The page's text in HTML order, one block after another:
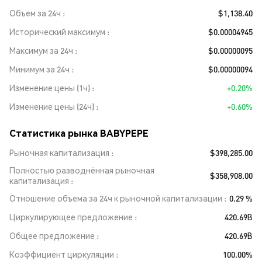
Объем за 24ч
$1,138.40
Исторический максимум
$0.00004945
Максимум за 24ч
$0.00000095
Минимум за 24ч
$0.00000094
Изменение цены (1ч)
+0.20%
Изменение цены (24ч)
+0.60%
Статистика рынка BABYPEPE
Рыночная капитализация
$398,285.00
Полностью разводнённая рыночная
капитализация
$358,908.00
Отношение объема за 24ч к рыночной капитализации
0.29 %
Циркулирующее предложение
420.69B
Общее предложение
420.69B
Коэффициент циркуляции
100.00%